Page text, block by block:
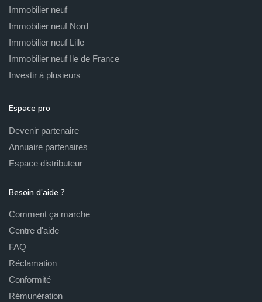
Immobilier neuf
Immobilier neuf Nord
Immobilier neuf Lille
Immobilier neuf Ile de France
Investir à plusieurs
Espace pro
Devenir partenaire
Annuaire partenaires
Espace distributeur
Besoin d'aide ?
Comment ça marche
Centre d'aide
FAQ
Réclamation
Conformité
Rémunération